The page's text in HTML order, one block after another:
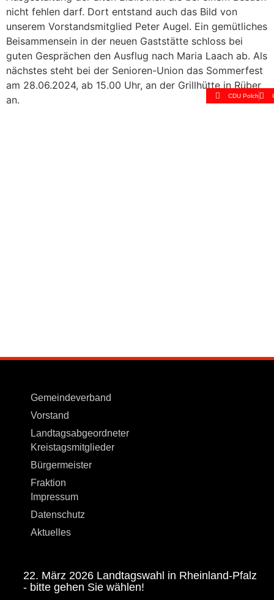
nicht fehlen darf. Dort entstand auch das Bild von
unserem Vorstandsmitglied Peter Augel. Ein gemütliches
Beisammensein in der neuen Gaststätte schloss bei
guten Gesprächen den Ausflug nach Maria Laach ab. Als
nächstes steht bei der Senioren-Union das Sommerfest
am 28.06.2024, ab 15.00 Uhr, an der Grillhütte in Rüber
an.
CDU Polch
Gemeindeverband
Vorstand
Landtagsabgeordneter
Kreistagsmitglieder
Bürgermeister
Fraktion
Impressum
Datenschutz
Aktuelles
22. März 2026 Landtagswahl in Rheinland-Pfalz
- bitte gehen Sie wählen!